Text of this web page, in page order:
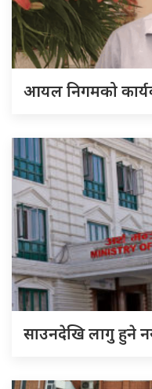
आयल निगमको
साउनदेखि लागु हुने